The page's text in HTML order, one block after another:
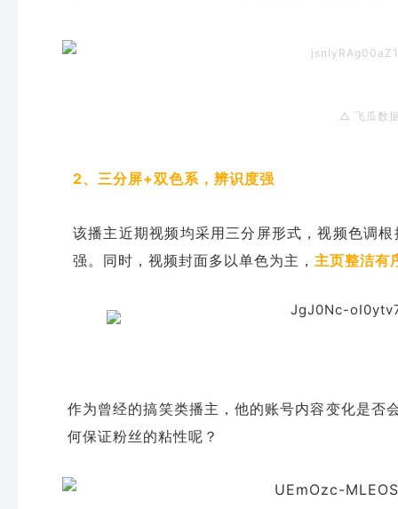
△ 飞瓜数
2、三分屏+双色系，辨识度强
该播主近期视频均采用三分屏形式，视频色调
强。同时，视频封面多以单色为主， 主页整洁有
作为曾经的搞笑类播主，他的账号内容变化是否
何保证粉丝的粘性呢？